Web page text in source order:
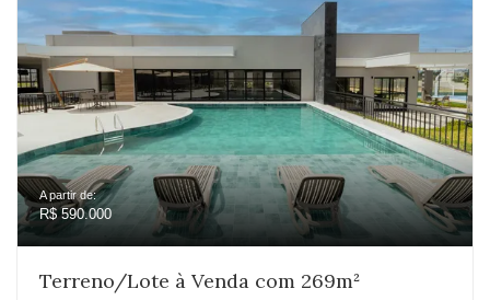
A partir de:
R$ 590.000
Terreno/Lote à Venda com 269m²